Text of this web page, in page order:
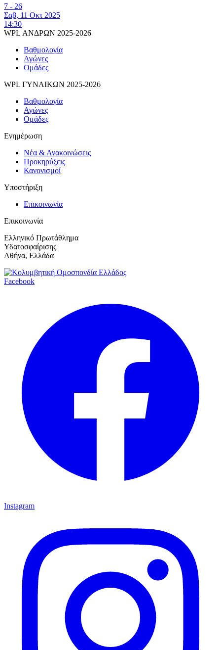
7 - 26
Σαβ, 11 Οκτ 2025
14:30
WPL ΑΝΔΡΩΝ 2025-2026
Βαθμολογία
Αγώνες
Ομάδες
WPL ΓΥΝΑΙΚΩΝ 2025-2026
Βαθμολογία
Αγώνες
Ομάδες
Ενημέρωση
Νέα & Ανακοινώσεις
Προκηρύξεις
Κανονισμοί
Υποστήριξη
Επικοινωνία
Επικοινωνία
Ελληνικό Πρωτάθλημα
Υδατοσφαίρισης
Αθήνα, Ελλάδα
Facebook
Instagram